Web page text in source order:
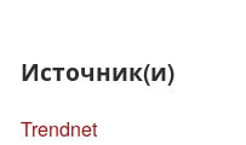
Источник(и)
Trendnet